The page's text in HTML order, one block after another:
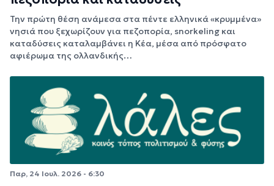
Την πρώτη θέση ανάμεσα στα πέντε ελληνικά «κρυμμένα»
νησιά που ξεχωρίζουν για πεζοπορία, snorkeling και
καταδύσεις καταλαμβάνει η Κέα, μέσα από πρόσφατο
αφιέρωμα της ολλανδικής…
Παρ, 24 Ιουλ. 2026 - 6:30